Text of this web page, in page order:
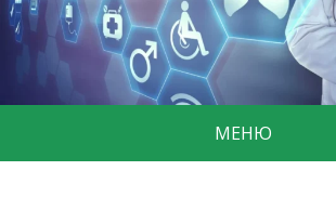
МЕНЮ